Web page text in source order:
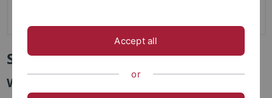
Sarah Bühler
Wissenschaftliche Mitarbeiterin
Accept all
or